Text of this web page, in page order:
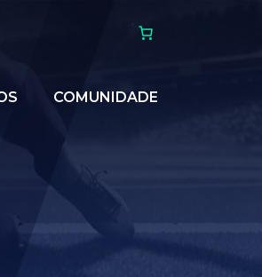
COMUNIDADE